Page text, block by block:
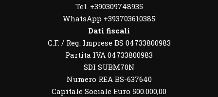
Tel. +390309748935
WhatsApp +393703610385
Dati fiscali
C.F. / Reg. Imprese BS 04733800983
Partita IVA 04733800983
SDI SUBM70N
Numero REA BS-637640
Capitale Sociale Euro 500.000,00